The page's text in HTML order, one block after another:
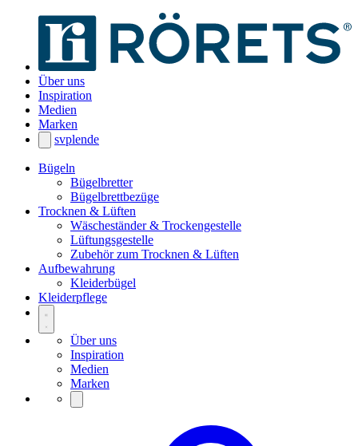
Über uns
Inspiration
Medien
Marken
svplende
Bügeln
Bügelbretter
Bügelbrettbezüge
Trocknen & Lüften
Wäscheständer & Trockengestelle
Lüftungsgestelle
Zubehör zum Trocknen & Lüften
Aufbewahrung
Kleiderbügel
Kleiderpflege
Über uns
Inspiration
Medien
Marken